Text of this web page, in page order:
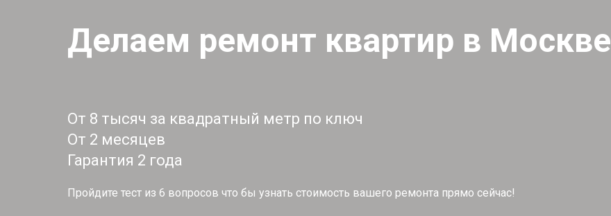
Делаем ремонт квартир в Москве
От 8 тысяч за квадратный метр по ключ
От 2 месяцев
Гарантия 2 года
Пройдите тест из 6 вопросов что бы узнать стоимость вашего ремонта прямо сейчас!